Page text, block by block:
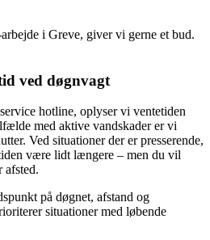
i Greve, giver vi gerne et bud.
ved døgnvagt
hotline, oplyser vi ventetiden
med aktive vandskader er vi
Ved situationer der er presserende,
være lidt længere – men du vil
afsted.
på døgnet, afstand og
situationer med løbende